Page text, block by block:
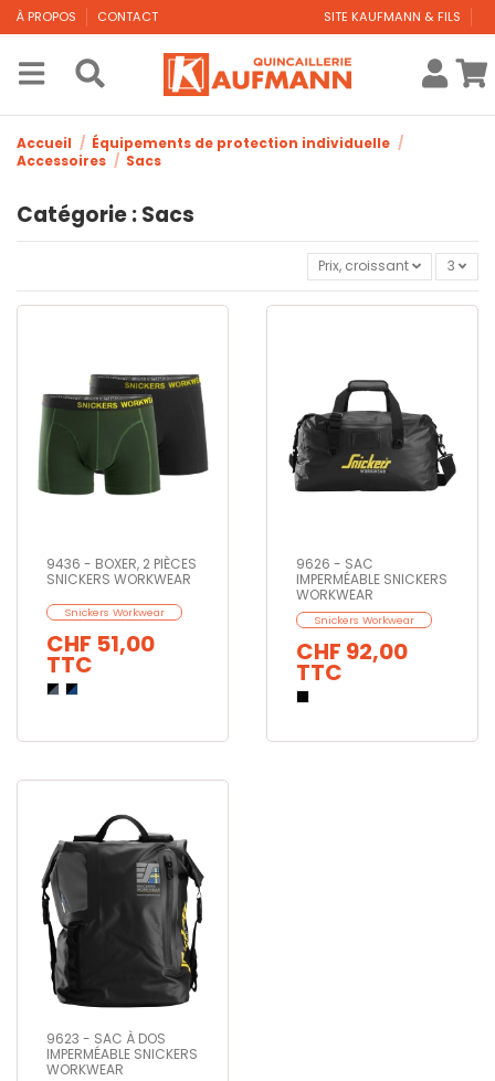
À PROPOS CONTACT SITE KAUFMANN & FILS
Accueil
Équipements de protection individuelle
Accessoires
Sacs
Catégorie : Sacs
Prix, croissant 3
9436 - BOXER, 2 PIÈCES
SNICKERS WORKWEAR
Snickers Workwear
CHF 51,00
TTC
9626 - SAC
IMPERMÉABLE SNICKERS
WORKWEAR
Snickers Workwear
CHF 92,00
TTC
9623 - SAC À DOS
IMPERMÉABLE SNICKERS
WORKWEAR